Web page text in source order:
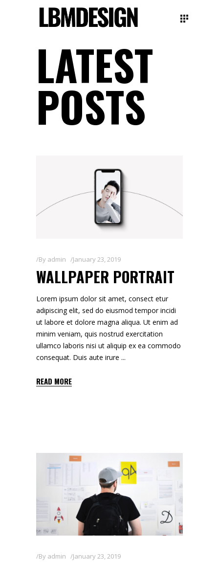
LATEST
POSTS
By admin January 23, 2019
WALLPAPER PORTRAIT
Lorem ipsum dolor sit amet, consect etur
adipiscing elit, sed do eiusmod tempor incidi
ut labore et dolore magna aliqua. Ut enim ad
minim veniam, quis nostrud exercitation
ullamco laboris nisi ut aliquip ex ea commodo
consequat. Duis aute irure
READ MORE
By admin January 23, 2019